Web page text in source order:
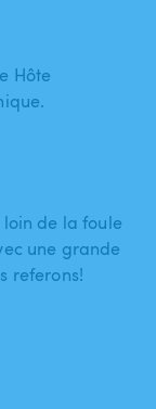
Hôte
de la foule
une grande
referons!